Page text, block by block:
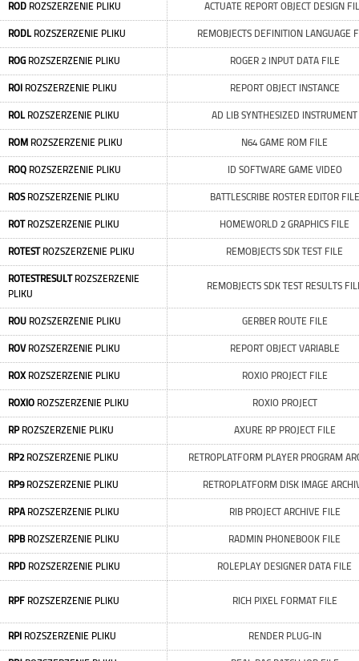
ROD ROZSZERZENIE PLIKU ACTUATE REPORT OBJECT DESIGN
RODLROZSZERZENIE PLIKU REMOBJECTS DEFINITION LANGUAGE
ROG ROZSZERZENIE PLIKU ROGER 2 INPUT DATA FILE
ROI ROZSZERZENIE PLIKU REPORT OBJECT INSTANCE
ROLROZSZERZENIE PLIKU AD LIB SYNTHESIZED INSTRUMENT
ROM ROZSZERZENIE PLIKU N64 GAME ROM FILE
ROQ ROZSZERZENIE PLIKU ID SOFTWARE GAME VIDEO
ROSROZSZERZENIE PLIKU BATTLESCRIBE ROSTER EDITOR FILE
ROTROZSZERZENIE PLIKU HOMEWORLD 2 GRAPHICS FILE
ROTESTROZSZERZENIE PLIKU REMOBJECTS SDK TEST FILE
ROTESTRESULTROZSZERZENIE
PLIKU
REMOBJECTS SDK TEST RESULTS
ROU ROZSZERZENIE PLIKU GERBER ROUTE FILE
ROVROZSZERZENIE PLIKU REPORT OBJECT VARIABLE
ROXROZSZERZENIE PLIKU ROXIO PROJECT FILE
ROXIO ROZSZERZENIE PLIKU ROXIO PROJECT
RPROZSZERZENIE PLIKU AXURE RP PROJECT FILE
RP2ROZSZERZENIE PLIKU RETROPLATFORM PLAYER PROGRAM
RP9ROZSZERZENIE PLIKU RETROPLATFORM DISK IMAGE
RPAROZSZERZENIE PLIKU RIB PROJECT ARCHIVE FILE
RPBROZSZERZENIE PLIKU RADMIN PHONEBOOK FILE
RPD ROZSZERZENIE PLIKU ROLEPLAY DESIGNER DATA FILE
RPF ROZSZERZENIE PLIKU RICH PIXEL FORMAT FILE
RPI ROZSZERZENIE PLIKU RENDER PLUG-IN